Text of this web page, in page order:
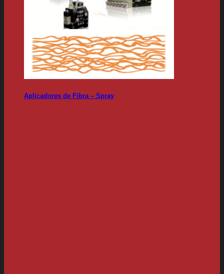
Aplicadores de Fibra – Spray